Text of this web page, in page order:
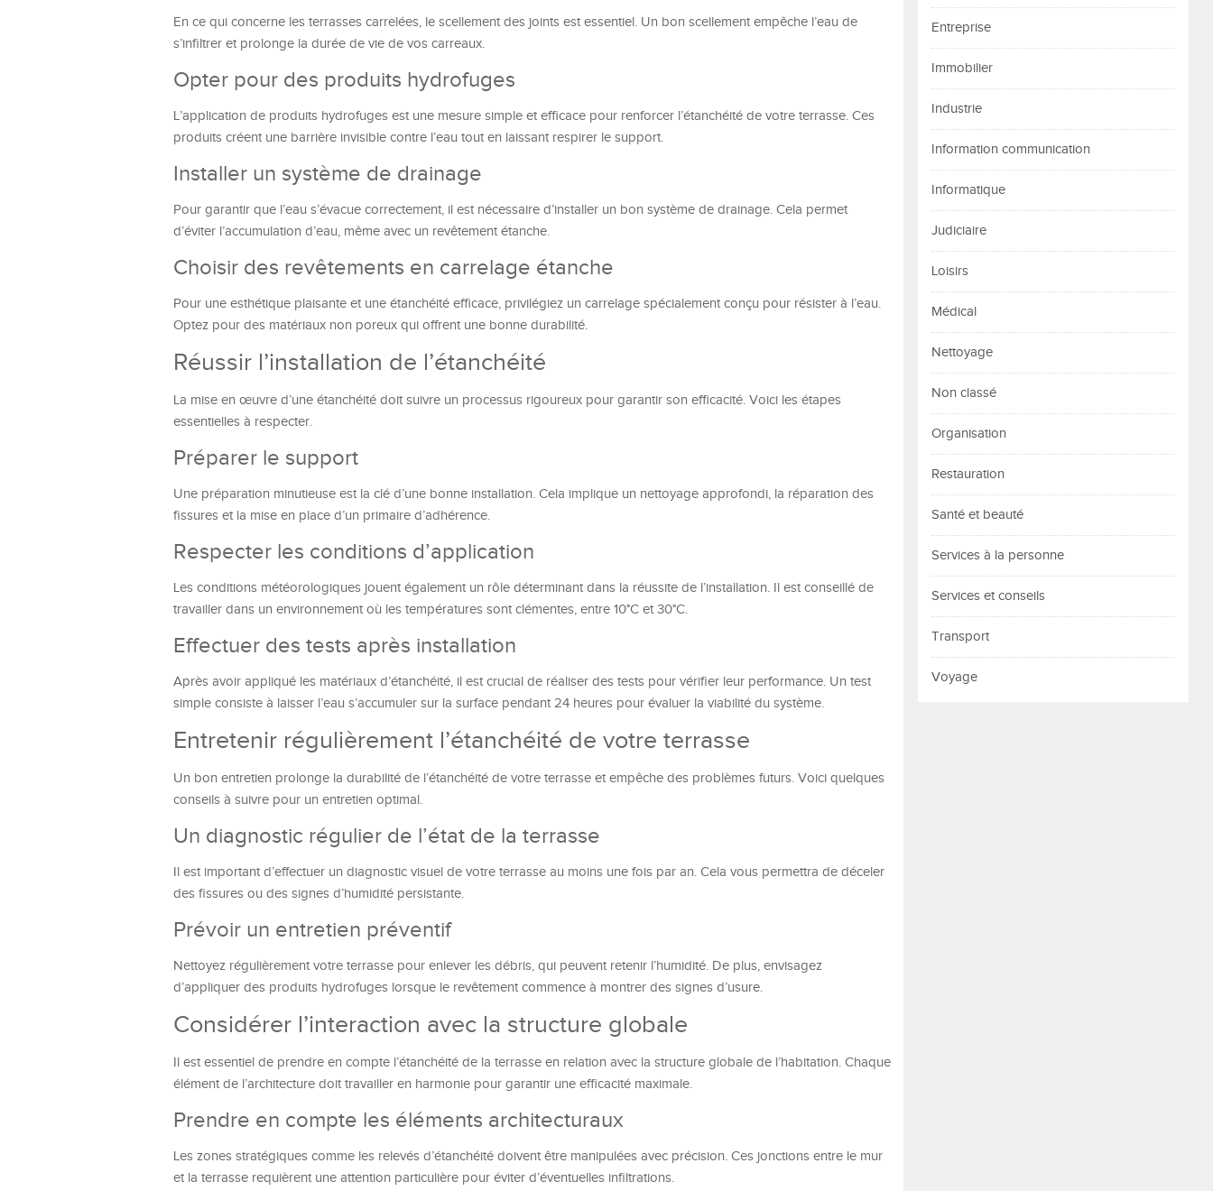
En ce qui concerne les terrasses carrelées, le scellement des joints est essentiel. Un bon scellement empêche l’eau de
s’infiltrer et prolonge la durée de vie de vos carreaux.
Opter pour des produits hydrofuges
L’application de produits hydrofuges est une mesure simple et efficace pour renforcer l’étanchéité de votre terrasse. Ces
produits créent une barrière invisible contre l’eau tout en laissant respirer le support.
Installer un système de drainage
Pour garantir que l’eau s’évacue correctement, il est nécessaire d’installer un bon système de drainage. Cela permet
d’éviter l’accumulation d’eau, même avec un revêtement étanche.
Choisir des revêtements en carrelage étanche
Pour une esthétique plaisante et une étanchéité efficace, privilégiez un carrelage spécialement conçu pour résister à l’eau.
Optez pour des matériaux non poreux qui offrent une bonne durabilité.
Réussir l’installation de l’étanchéité
La mise en œuvre d’une étanchéité doit suivre un processus rigoureux pour garantir son efficacité. Voici les étapes
essentielles à respecter.
Préparer le support
Une préparation minutieuse est la clé d’une bonne installation. Cela implique un nettoyage approfondi, la réparation des
fissures et la mise en place d’un primaire d’adhérence.
Respecter les conditions d’application
Les conditions météorologiques jouent également un rôle déterminant dans la réussite de l’installation. Il est conseillé de
travailler dans un environnement où les températures sont clémentes, entre 10°C et 30°C.
Effectuer des tests après installation
Après avoir appliqué les matériaux d’étanchéité, il est crucial de réaliser des tests pour vérifier leur performance. Un test
simple consiste à laisser l’eau s’accumuler sur la surface pendant 24 heures pour évaluer la viabilité du système.
Entretenir régulièrement l’étanchéité de votre terrasse
Un bon entretien prolonge la durabilité de l’étanchéité de votre terrasse et empêche des problèmes futurs. Voici quelques
conseils à suivre pour un entretien optimal.
Un diagnostic régulier de l’état de la terrasse
Il est important d’effectuer un diagnostic visuel de votre terrasse au moins une fois par an. Cela vous permettra de déceler
des fissures ou des signes d’humidité persistante.
Prévoir un entretien préventif
Nettoyez régulièrement votre terrasse pour enlever les débris, qui peuvent retenir l’humidité. De plus, envisagez
d’appliquer des produits hydrofuges lorsque le revêtement commence à montrer des signes d’usure.
Considérer l’interaction avec la structure globale
Il est essentiel de prendre en compte l’étanchéité de la terrasse en relation avec la structure globale de l’habitation. Chaque
élément de l’architecture doit travailler en harmonie pour garantir une efficacité maximale.
Prendre en compte les éléments architecturaux
Les zones stratégiques comme les relevés d’étanchéité doivent être manipulées avec précision. Ces jonctions entre le mur
et la terrasse requièrent une attention particulière pour éviter d’éventuelles infiltrations.
Entreprise
Immobilier
Industrie
Information communication
Informatique
Judiciaire
Loisirs
Médical
Nettoyage
Non classé
Organisation
Restauration
Santé et beauté
Services à la personne
Services et conseils
Transport
Voyage